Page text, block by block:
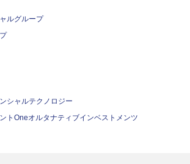
ルグループ
シャルテクノロジー
トOneオルタナティブインベストメンツ